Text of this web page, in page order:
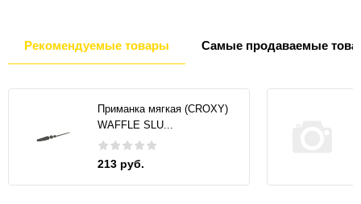
Рекомендуемые товары Самые продаваемые
Приманка мягкая (CROXY)
WAFFLE SLU...
213 руб.